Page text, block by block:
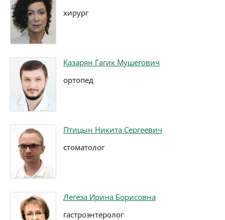
хирург
Казарян Гагик Мушегович
ортопед
Птицын Никита Сергеевич
стоматолог
Легеза Ирина Борисовна
гастроэнтеролог